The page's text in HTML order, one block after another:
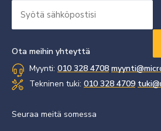
sähköpostisi
Ota meihin yhteyttä
Myynti: 010 328 4708
Tekninen tuki: 010 328 4709
Seuraa meitä somessa